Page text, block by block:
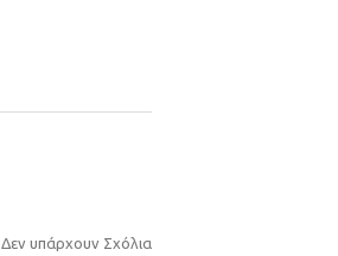
Δεν υπάρχουν Σχόλια